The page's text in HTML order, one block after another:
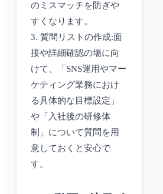
のミスマッチを防ぎや
すくなります。
3. 質問リストの作成:面
接や詳細確認の場に向
けて、「SNS運用やマー
ケティング業務におけ
る具体的な目標設定」
や「入社後の研修体
制」について質問を用
意しておくと安心で
す。